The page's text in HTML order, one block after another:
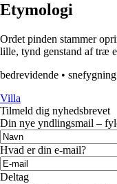
Etymologi
Ordet pinden stammer
lille, tynd genstand af træ
bedrevidende • snefygning
Villa
Tilmeld dig nyhedsbrevet
Din nye yndlingsmail –
Hvad er din e-mail?
Deltag